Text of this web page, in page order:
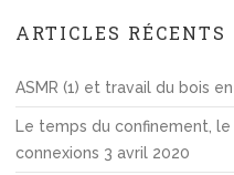
n
e
s
a
r
h
ARTICLES RÉCENTS
ASMR (1) et travail du bois
Le temps du confinement,
connexions 3 avril 2020